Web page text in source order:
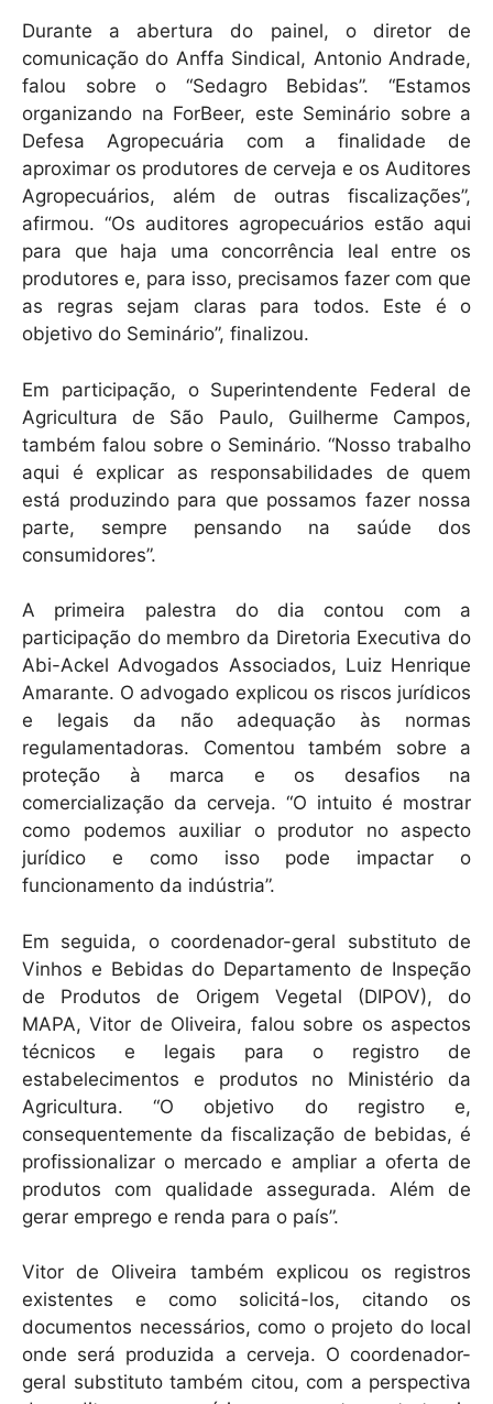
Durante a abertura do painel, o diretor de
comunicação do Anffa Sindical, Antonio Andrade,
falou sobre o “Sedagro Bebidas”. “Estamos
organizando na ForBeer, este Seminário sobre a
Defesa Agropecuária com a finalidade de
aproximar os produtores de cerveja e os Auditores
Agropecuários, além de outras fiscalizações”,
afirmou. “Os auditores agropecuários estão aqui
para que haja uma concorrência leal entre os
produtores e, para isso, precisamos fazer com que
as regras sejam claras para todos. Este é o
objetivo do Seminário”, finalizou.
Em participação, o Superintendente Federal de
Agricultura de São Paulo, Guilherme Campos,
também falou sobre o Seminário. “Nosso trabalho
aqui é explicar as responsabilidades de quem
está produzindo para que possamos fazer nossa
parte, sempre pensando na saúde dos
consumidores”.
A primeira palestra do dia contou com a
participação do membro da Diretoria Executiva do
Abi-Ackel Advogados Associados, Luiz Henrique
Amarante. O advogado explicou os riscos jurídicos
e legais da não adequação às normas
regulamentadoras. Comentou também sobre a
proteção à marca e os desafios na
comercialização da cerveja. “O intuito é mostrar
como podemos auxiliar o produtor no aspecto
jurídico e como isso pode impactar o
funcionamento da indústria”.
Em seguida, o coordenador-geral substituto de
Vinhos e Bebidas do Departamento de Inspeção
de Produtos de Origem Vegetal (DIPOV), do
MAPA, Vitor de Oliveira, falou sobre os aspectos
técnicos e legais para o registro de
estabelecimentos e produtos no Ministério da
Agricultura. “O objetivo do registro e,
consequentemente da fiscalização de bebidas, é
profissionalizar o mercado e ampliar a oferta de
produtos com qualidade assegurada. Além de
gerar emprego e renda para o país”.
Vitor de Oliveira também explicou os registros
existentes e como solicitá-los, citando os
documentos necessários, como o projeto do local
onde será produzida a cerveja. O coordenador-
geral substituto também citou, com a perspectiva